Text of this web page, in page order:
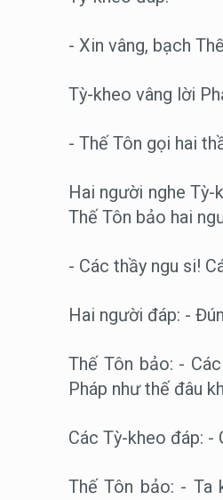
- Xin vâng, bạch
Tỳ-kheo vâng lời
- Thế Tôn gọi hai
Hai người nghe
Thế Tôn bảo hai
- Các thầy ngu si!
Hai người đáp: -
Thế Tôn bảo: -
Pháp như thế đâu
Các Tỳ-kheo đáp: -
Thế Tôn bảo: - Ta